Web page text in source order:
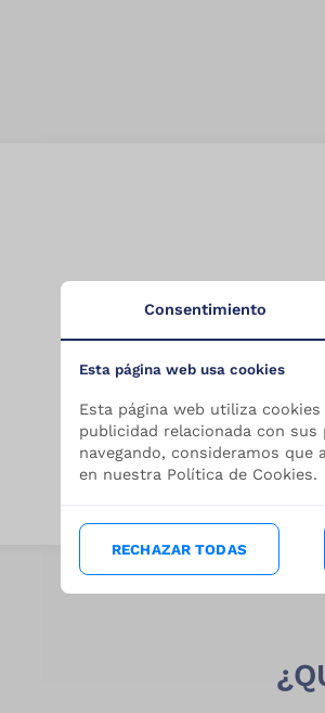
Consentimiento
Esta página web usa cookies
Esta página web utiliza
publicidad relacionada con
navegando, consideramos
en nuestra Política de Cookies.
RECHAZAR TODAS